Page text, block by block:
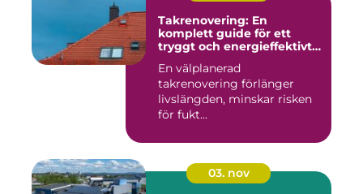
Takrenovering: En
komplett guide för ett
tryggt och energieffektivt
En välplanerad
takrenovering förlänger
livslängden, minskar risken
för fukt...
03. nov